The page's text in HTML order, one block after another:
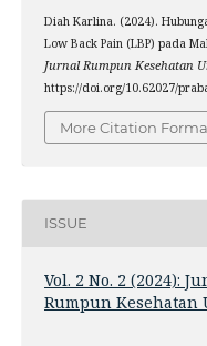
Diah Karlina. (2024).
Low Back Pain (LBP) pada
Jurnal Rumpun Kesehatan
https://doi.org/10.62027/
More Citation
ISSUE
Vol. 2 No. 2 (2024):
Rumpun Kesehatan